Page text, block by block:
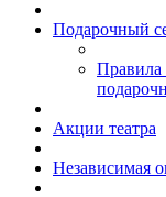
Подарочный
Правила
Акции театра
Независимая